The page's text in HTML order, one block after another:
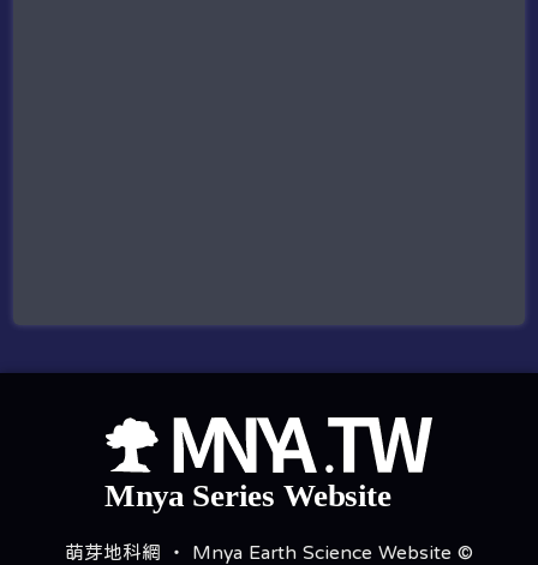
萌芽地科網 ‧ Mnya Earth Science Website ©